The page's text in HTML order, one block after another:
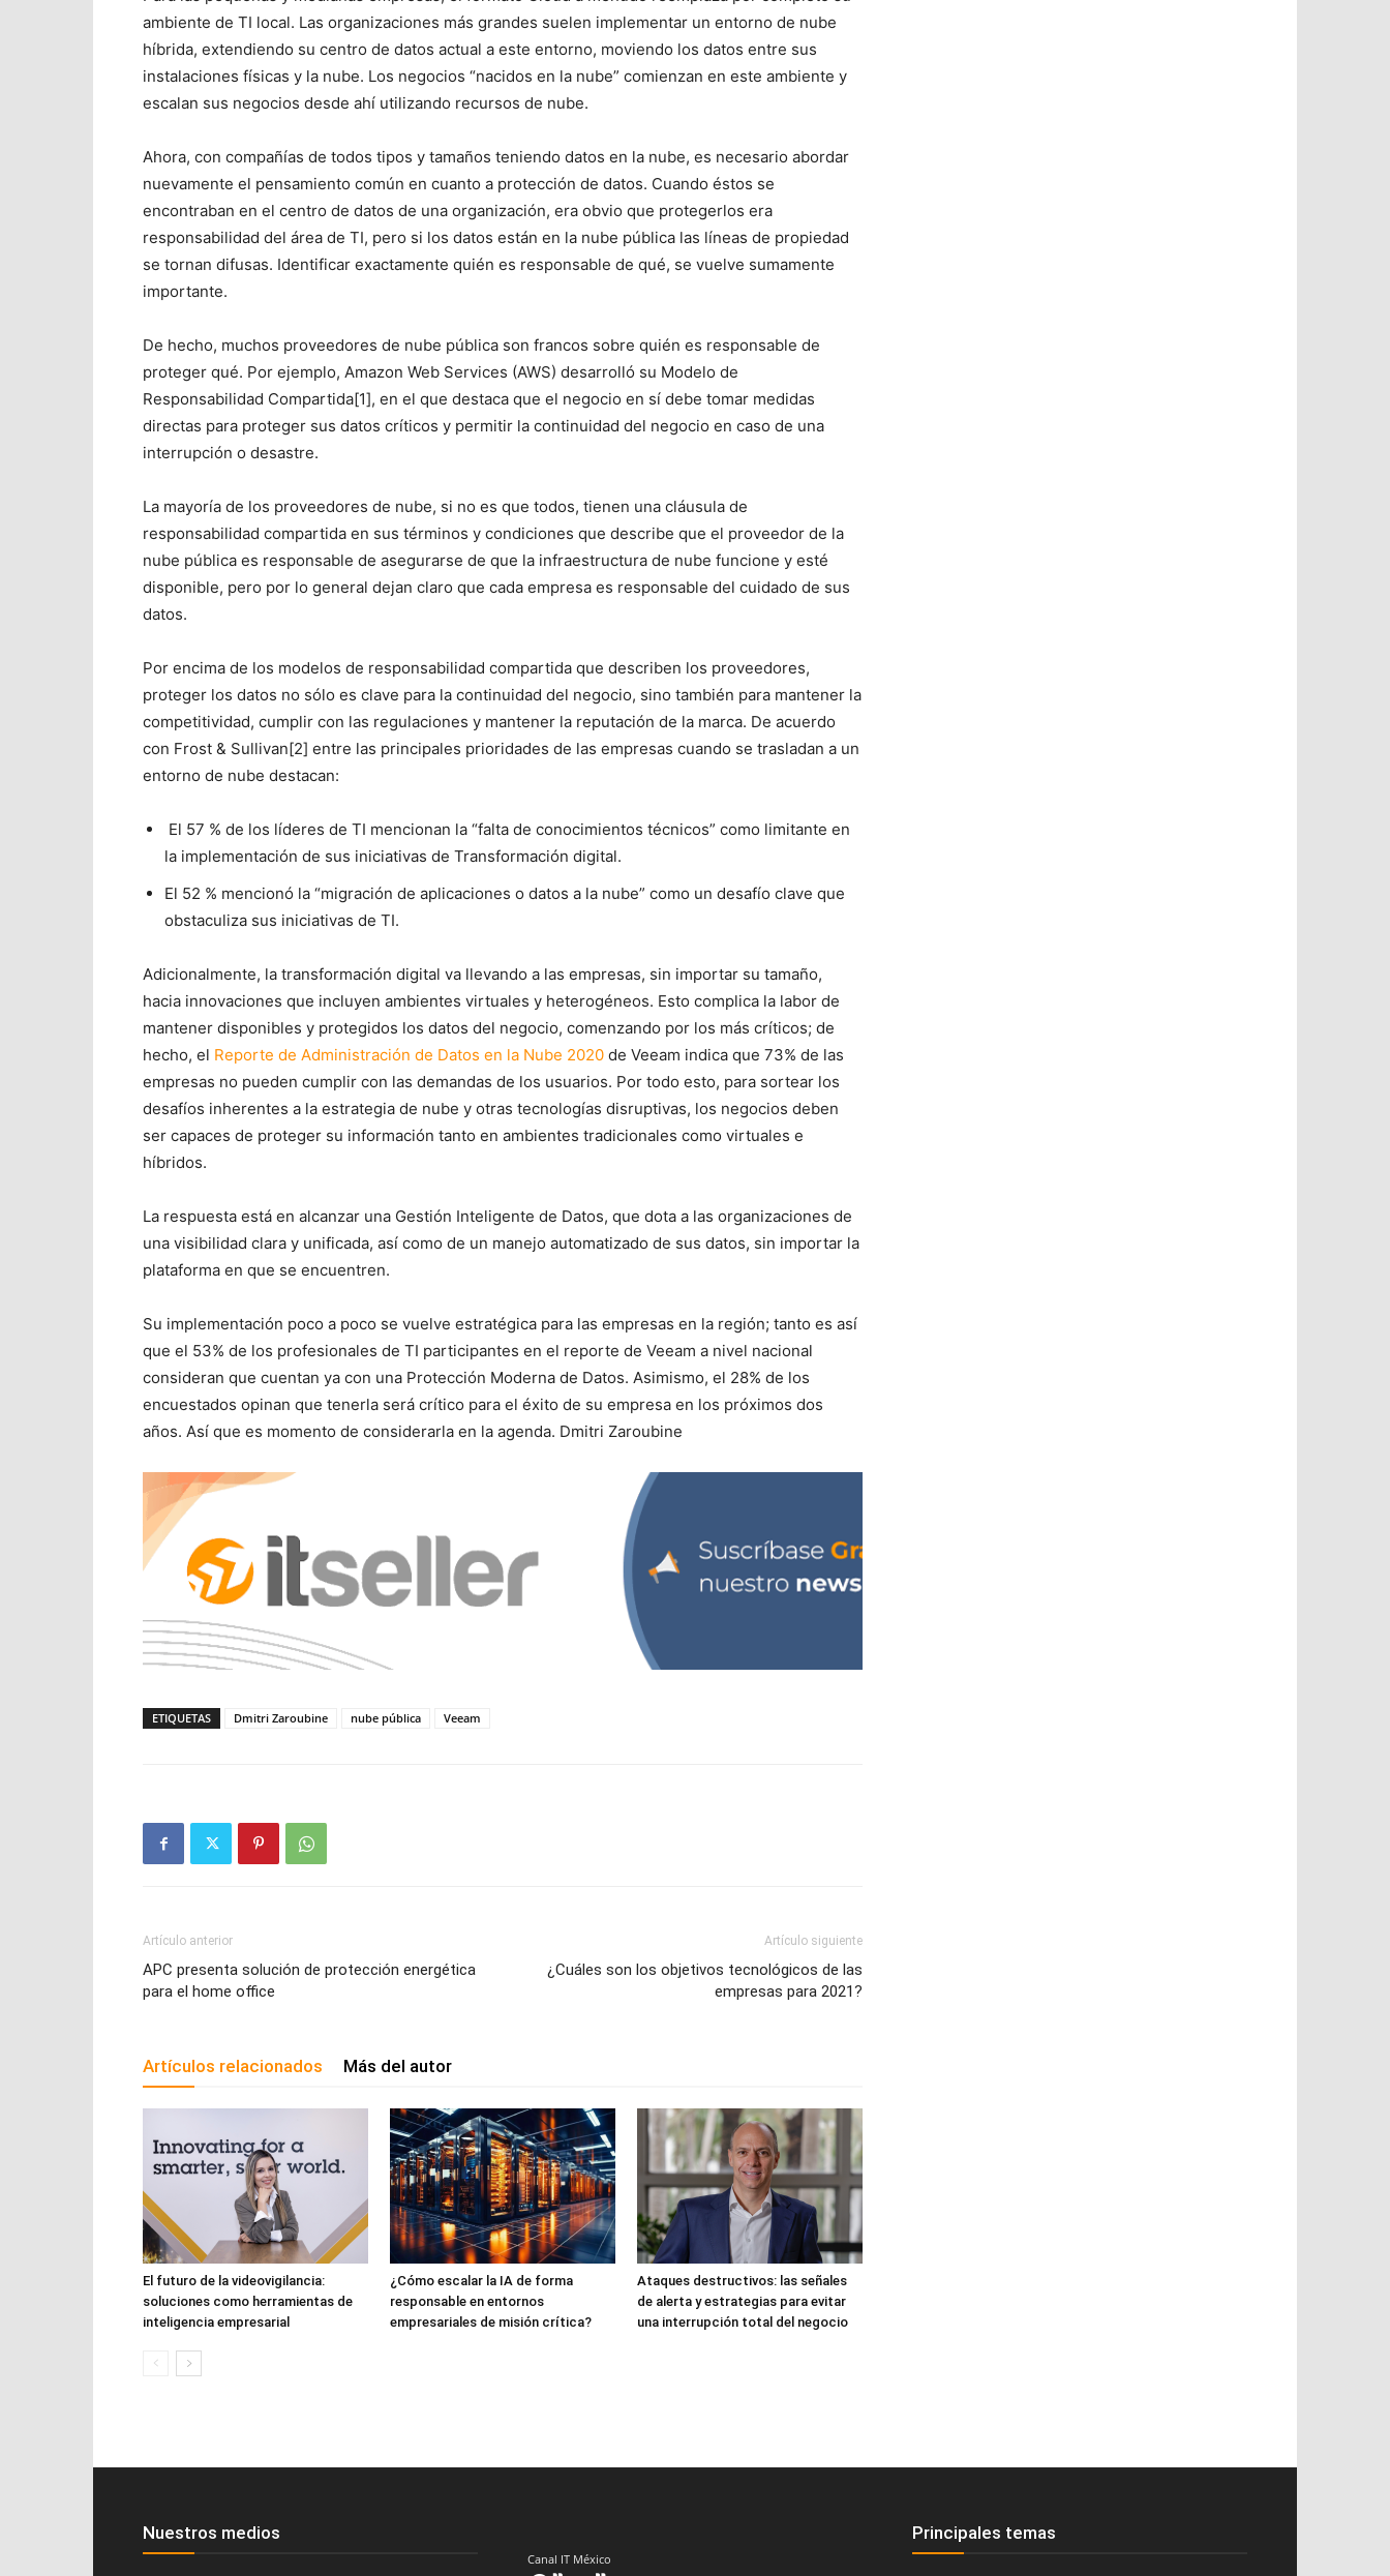
ambiente de TI local. Las organizaciones más grandes suelen implementar un entorno de nube
híbrida, extendiendo su centro de datos actual a este entorno, moviendo los datos entre sus
instalaciones físicas y la nube. Los negocios “nacidos en la nube” comienzan en este ambiente y
escalan sus negocios desde ahí utilizando recursos de nube.
Ahora, con compañías de todos tipos y tamaños teniendo datos en la nube, es necesario abordar
nuevamente el pensamiento común en cuanto a protección de datos. Cuando éstos se
encontraban en el centro de datos de una organización, era obvio que protegerlos era
responsabilidad del área de TI, pero si los datos están en la nube pública las líneas de propiedad
se tornan difusas. Identificar exactamente quién es responsable de qué, se vuelve sumamente
importante.
De hecho, muchos proveedores de nube pública son francos sobre quién es responsable de
proteger qué. Por ejemplo, Amazon Web Services (AWS) desarrolló su Modelo de
Responsabilidad Compartida[1], en el que destaca que el negocio en sí debe tomar medidas
directas para proteger sus datos críticos y permitir la continuidad del negocio en caso de una
interrupción o desastre.
La mayoría de los proveedores de nube, si no es que todos, tienen una cláusula de
responsabilidad compartida en sus términos y condiciones que describe que el proveedor de la
nube pública es responsable de asegurarse de que la infraestructura de nube funcione y esté
disponible, pero por lo general dejan claro que cada empresa es responsable del cuidado de sus
datos.
Por encima de los modelos de responsabilidad compartida que describen los proveedores,
proteger los datos no sólo es clave para la continuidad del negocio, sino también para mantener la
competitividad, cumplir con las regulaciones y mantener la reputación de la marca. De acuerdo
con Frost & Sullivan[2] entre las principales prioridades de las empresas cuando se trasladan a un
entorno de nube destacan:
El 57 % de los líderes de TI mencionan la “falta de conocimientos técnicos” como limitante en
la implementación de sus iniciativas de Transformación digital.
El 52 % mencionó la “migración de aplicaciones o datos a la nube” como un desafío clave que
obstaculiza sus iniciativas de TI.
Adicionalmente, la transformación digital va llevando a las empresas, sin importar su tamaño,
hacia innovaciones que incluyen ambientes virtuales y heterogéneos. Esto complica la labor de
mantener disponibles y protegidos los datos del negocio, comenzando por los más críticos; de
hecho, el Reporte de Administración de Datos en la Nube 2020 de Veeam indica que 73% de las
empresas no pueden cumplir con las demandas de los usuarios. Por todo esto, para sortear los
desafíos inherentes a la estrategia de nube y otras tecnologías disruptivas, los negocios deben
ser capaces de proteger su información tanto en ambientes tradicionales como virtuales e
híbridos.
La respuesta está en alcanzar una Gestión Inteligente de Datos, que dota a las organizaciones de
una visibilidad clara y unificada, así como de un manejo automatizado de sus datos, sin importar la
plataforma en que se encuentren.
Su implementación poco a poco se vuelve estratégica para las empresas en la región; tanto es así
que el 53% de los profesionales de TI participantes en el reporte de Veeam a nivel nacional
consideran que cuentan ya con una Protección Moderna de Datos. Asimismo, el 28% de los
encuestados opinan que tenerla será crítico para el éxito de su empresa en los próximos dos
años. Así que es momento de considerarla en la agenda. Dmitri Zaroubine
ETIQUETAS Dmitri Zaroubine nube pública Veeam
Artículo anterior
APC presenta solución de protección energética
para el home office
Artículo siguiente
¿Cuáles son los objetivos tecnológicos de las
empresas para 2021?
Artículos relacionados Más del autor
El futuro de la videovigilancia:
soluciones como herramientas de
inteligencia empresarial
¿Cómo escalar la IA de forma
responsable en entornos
empresariales de misión crítica?
Ataques destructivos: las señales
de alerta y estrategias para evitar
una interrupción total del negocio
Nuestros medios
Canal IT México
Principales temas